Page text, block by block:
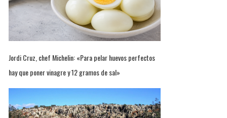
Jordi Cruz, chef Michelin: «Para pelar huevos perfectos
hay que poner vinagre y 12 gramos de sal»